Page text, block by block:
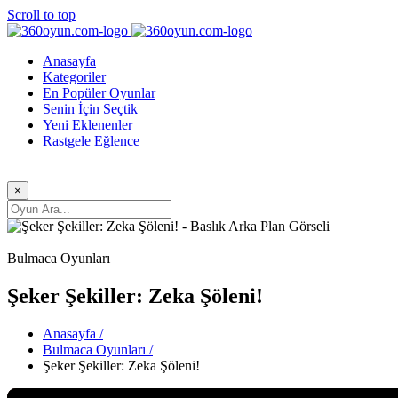
Scroll to top
Anasayfa
Kategoriler
En Popüler Oyunlar
Senin İçin Seçtik
Yeni Eklenenler
Rastgele Eğlence
×
Bulmaca Oyunları
Şeker Şekiller: Zeka Şöleni!
Anasayfa /
Bulmaca Oyunları /
Şeker Şekiller: Zeka Şöleni!